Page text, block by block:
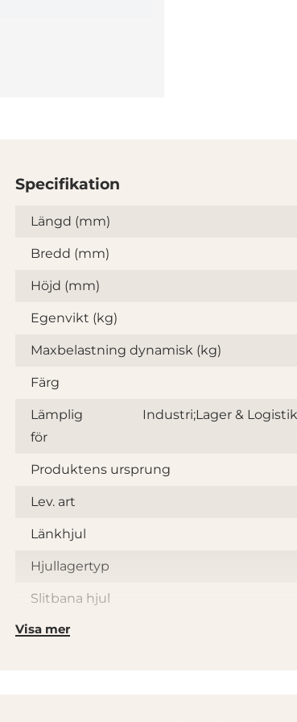
Specifikation
Specifikation
Längd (mm)
Bredd (mm)
Höjd (mm)
Egenvikt (kg)
Maxbelastning dynamisk (kg)
Färg
Lämplig
för
Industri;Lager &
Produktens ursprung
Lev. art
Länkhjul
Hjullagertyp
Slitbana hjul
Bredd på slitbana (mm)
Visa mer